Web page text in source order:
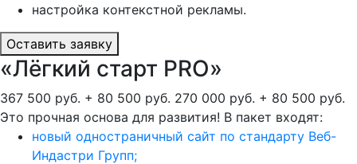
настройка контекстной рекламы.
Оставить заявку
«Лёгкий старт PRO»
367 500 руб. + 80 500 руб. 270 000 руб. + 80 500 руб.
Это прочная основа для развития! В пакет входят:
новый одностраничный сайт по стандарту Веб-
Индастри Групп;